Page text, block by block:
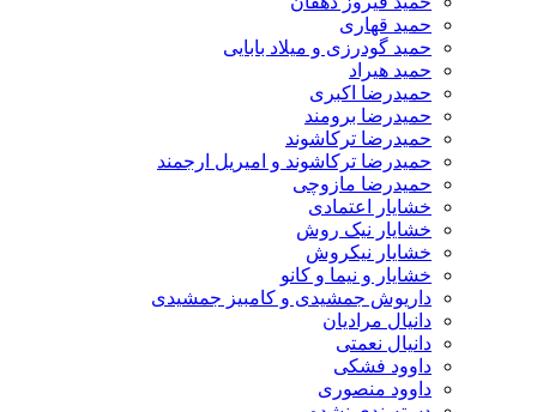
حمید قهاری
حمید گودرزی و میلاد بابایی
حمید هیراد
حمیدرضا اکبری
حمیدرضا برومند
حمیدرضا ترکاشوند
حمیدرضا ترکاشوند و امیریل ارجمند
حمیدرضا مازوچی
خشایار اعتمادی
خشایار نیک روش
خشایار نیکروش
خشایار و نیما و کانو
داریوش جمشیدی و کامبیز جمشیدی
دانیال مرادیان
دانیال نعمتی
داوود فشکی
داوود منصوری